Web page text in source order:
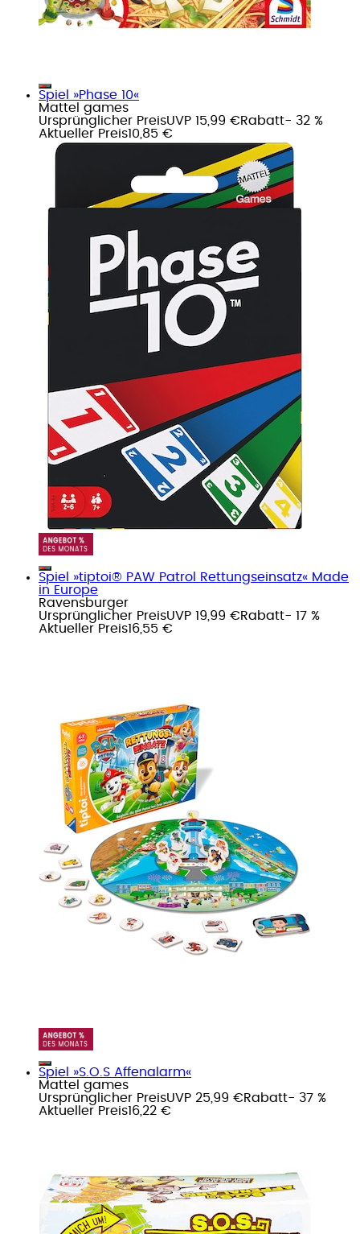
Spiel »Phase 10«
Mattel games
Ursprünglicher PreisUVP 15,99 €Rabatt- 32 %
Aktueller Preis10,85 €
Spiel »tiptoi® PAW Patrol Rettungseinsatz« Made
in Europe
Ravensburger
Ursprünglicher PreisUVP 19,99 €Rabatt- 17 %
Aktueller Preis16,55 €
Spiel »S.O.S Affenalarm«
Mattel games
Ursprünglicher PreisUVP 25,99 €Rabatt- 37 %
Aktueller Preis16,22 €